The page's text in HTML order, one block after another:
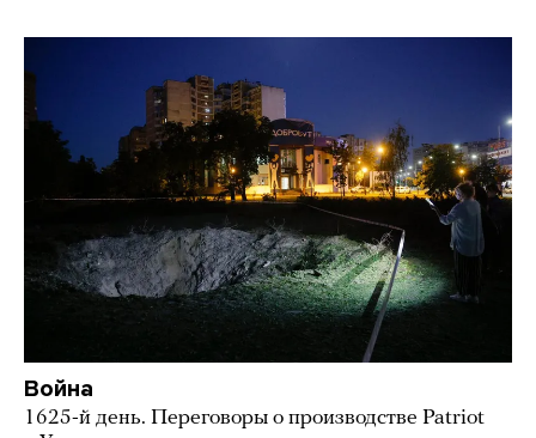
Война
1625-й день. Переговоры о производстве Patriot